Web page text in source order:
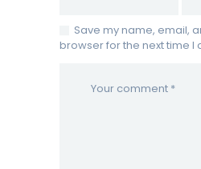
Save my name, email,
browser for the next time I